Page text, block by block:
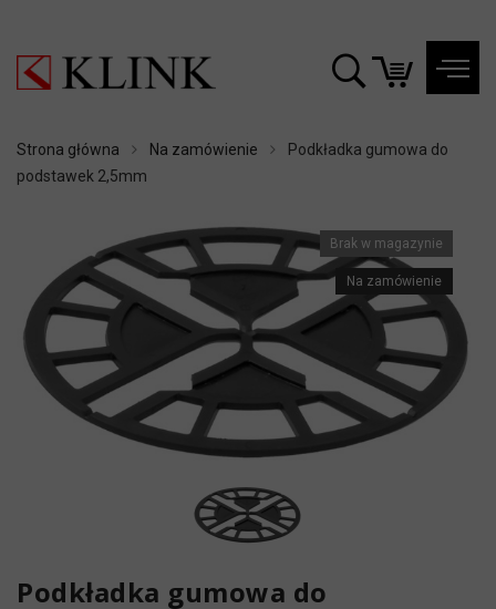
Strona główna Na zamówienie
Podkładka gumowa do
podstawek 2,5mm
Brak w magazynie
Na zamówienie
Podkładka gumowa do